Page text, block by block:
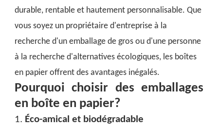
durable, rentable et hautement personnalisable. Que
vous soyez un propriétaire d'entreprise à la
recherche d'un emballage de gros ou d'une personne
à la recherche d'alternatives écologiques, les boîtes
en papier offrent des avantages inégalés.
Pourquoi choisir des emballages
en boîte en papier?
1. Éco-amical et biodégradable